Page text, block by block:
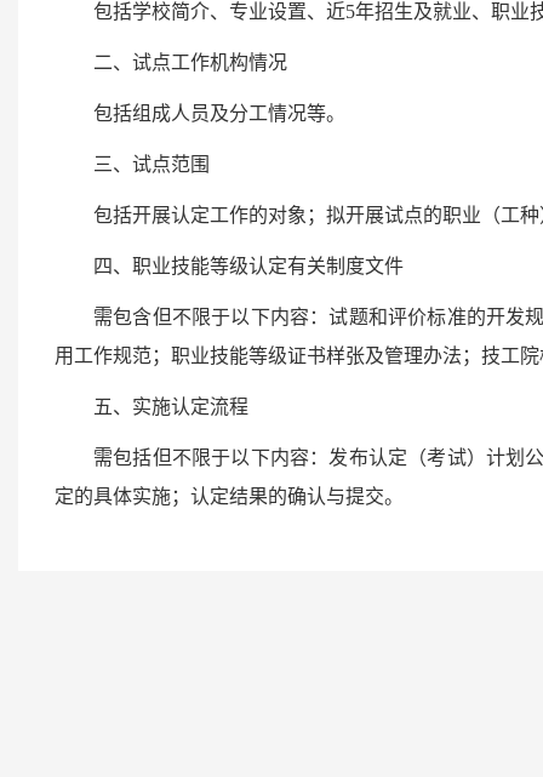
包括学校简介、专业设置、近5年招生及就业、职业
二、试点工作机构情况
包括组成人员及分工情况等。
三、试点范围
包括开展认定工作的对象；拟开展试点的职业（工
四、职业技能等级认定有关制度文件
需包含但不限于以下内容：试题和评价标准的开发
用工作规范；职业技能等级证书样张及管理办法；技工
五、实施认定流程
需包括但不限于以下内容：发布认定（考试）计划
定的具体实施；认定结果的确认与提交。